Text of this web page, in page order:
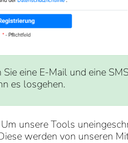
eine E-Mail und eine
es losgehen.
unsere Tools
werden von unseren